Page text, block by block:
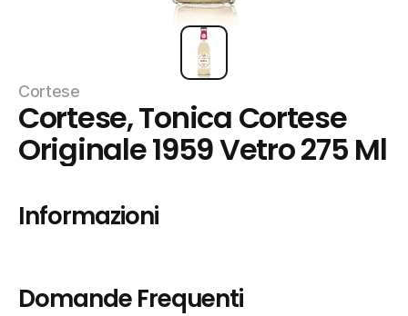
Cortese
Cortese, Tonica Cortese
Originale 1959 Vetro 275 Ml
Informazioni
Domande Frequenti